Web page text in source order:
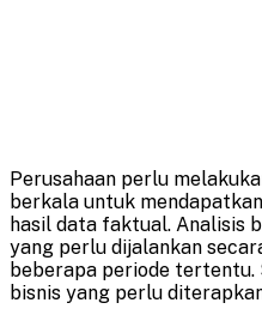
Perusahaan perlu
berkala untuk
hasil data faktual. Analisis
yang perlu dijalankan
beberapa periode tertentu.
bisnis yang perlu